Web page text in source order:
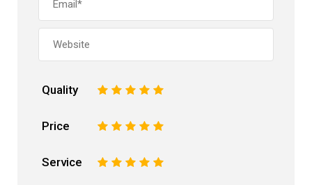
Quality 5
4
3
2
Price 5
4
3
2
Service 5
4
3
2